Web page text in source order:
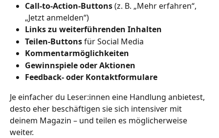
Call-to-Action-Buttons (z. B. „Mehr erfahren“,
„Jetzt anmelden“)
Links zu weiterführenden Inhalten
Teilen-Buttons für Social Media
Kommentarmöglichkeiten
Gewinnspiele oder Aktionen
Feedback- oder Kontaktformulare
Je einfacher du Leser:innen eine Handlung anbietest,
desto eher beschäftigen sie sich intensiver mit
deinem Magazin – und teilen es möglicherweise
weiter.